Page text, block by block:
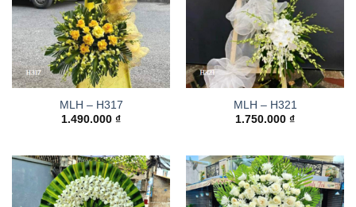
MLH – H317
1.490.000 ₫
MLH – H321
1.750.000 ₫